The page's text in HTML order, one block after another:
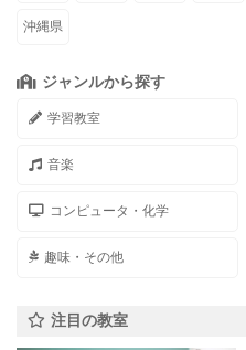
沖縄県
ジャンルから探す
学習教室
音楽
コンピュータ・化学
趣味・その他
注目の教室